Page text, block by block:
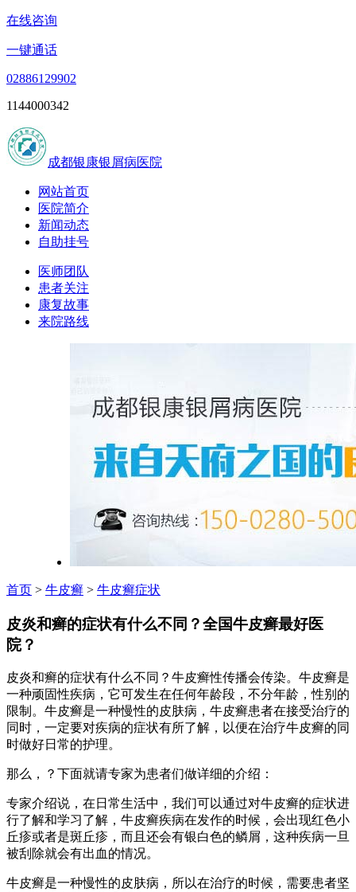
在线咨询
一键通话
02886129902
1144000342
成都银康银屑病医院
网站首页
医院简介
新闻动态
自助挂号
医师团队
患者关注
康复故事
来院路线
首页 > 牛皮癣 > 牛皮癣症状
皮炎和癣的症状有什么不同？全国牛皮癣最好医
院？
皮炎和癣的症状有什么不同？牛皮癣性传播会传染。牛皮癣是
一种顽固性疾病，它可发生在任何年龄段，不分年龄，性别的
限制。牛皮癣是一种慢性的皮肤病，牛皮癣患者在接受治疗的
同时，一定要对疾病的症状有所了解，以便在治疗牛皮癣的同
时做好日常的护理。
那么，？下面就请专家为患者们做详细的介绍：
专家介绍说，在日常生活中，我们可以通过对牛皮癣的症状进
行了解和学习了解，牛皮癣疾病在发作的时候，会出现红色小
丘疹或者是斑丘疹，而且还会有银白色的鳞屑，这种疾病一旦
被刮除就会有出血的情况。
牛皮癣是一种慢性的皮肤病，所以在治疗的时候，需要患者坚